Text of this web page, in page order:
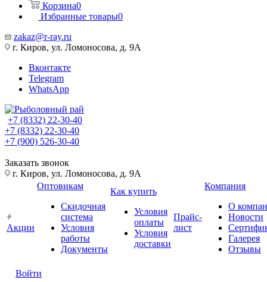
Корзина0
Избранные товары0
zakaz@r-ray.ru
г. Киров, ул. Ломоносова, д. 9А
Вконтакте
Telegram
WhatsApp
+7 (8332) 22-30-40
+7 (8332) 22-30-40
+7 (900) 526-30-40
Заказать звонок
г. Киров, ул. Ломоносова, д. 9А
Акции
Оптовикам
Скидочная
система
Условия
работы
Документы
Как купить
Условия
оплаты
Условия
доставки
Прайс-
лист
Компания
О
Новости
Галерея
Отзывы
Войти